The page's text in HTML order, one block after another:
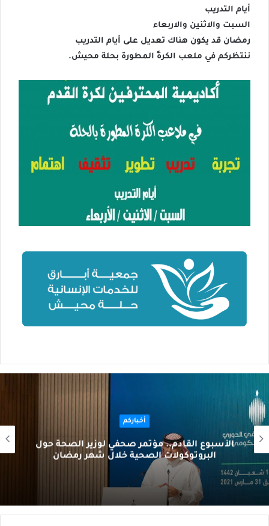
أيام التدريب
السبت والاثنين والاربعاء
رمضان قد يكون هناك تعديل على أيام التدريب
ننتظركم في ملعب الكرةً المطورة بحلة محيش.
أخباركم
الأسبوع القادم.. مؤتمر صحفي لوزير الصحة حول
البروتوكولات الصحية خلال شهر رمضان